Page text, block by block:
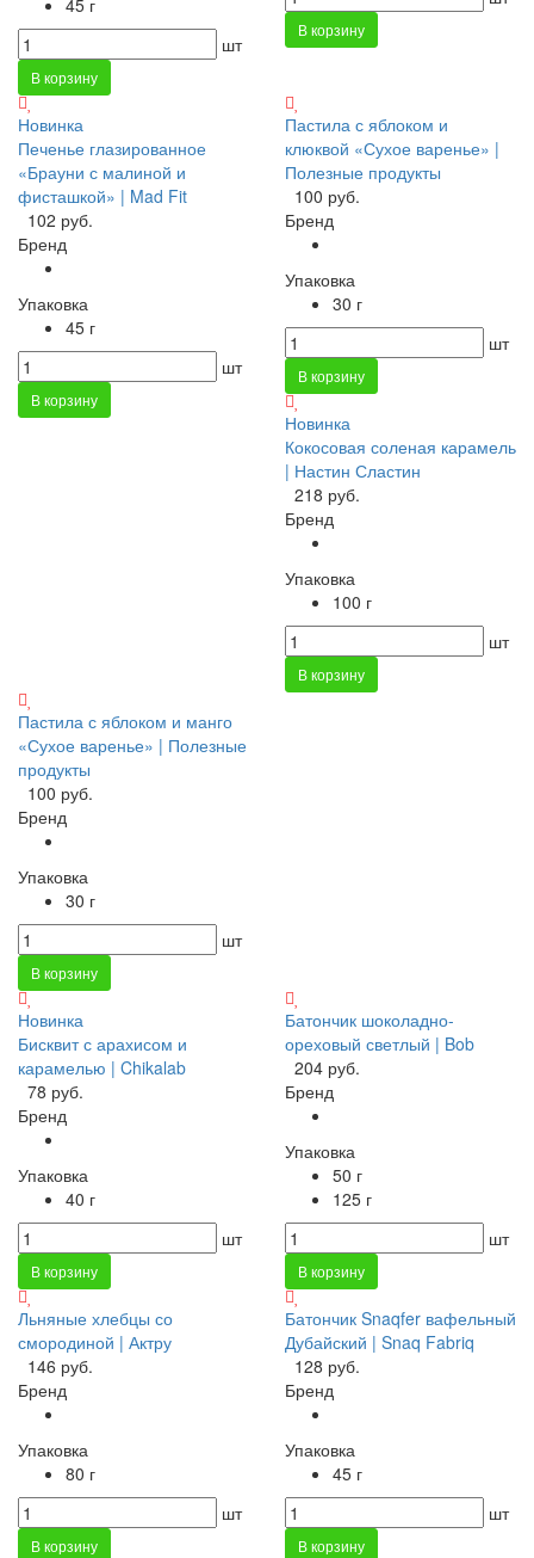
45 г
шт
В корзину
В корзину
Новинка
Печенье глазированное
«Брауни с малиной и
фисташкой» | Mad Fit
102 руб.
Бренд
Упаковка
45 г
шт
В корзину
Пастила с яблоком и
клюквой «Сухое варенье» |
Полезные продукты
100 руб.
Бренд
Упаковка
30 г
шт
В корзину
Новинка
Кокосовая соленая карамель
| Настин Сластин
218 руб.
Бренд
Упаковка
100 г
шт
В корзину
Пастила с яблоком и манго
«Сухое варенье» | Полезные
продукты
100 руб.
Бренд
Упаковка
30 г
шт
В корзину
Новинка
Бисквит с арахисом и
карамелью | Chikalab
78 руб.
Бренд
Упаковка
40 г
шт
В корзину
Батончик шоколадно-
ореховый светлый | Bob
204 руб.
Бренд
Упаковка
50 г
125 г
шт
В корзину
Льняные хлебцы со
смородиной | Актру
146 руб.
Бренд
Упаковка
80 г
шт
В корзину
Батончик Snaqfer вафельный
Дубайский | Snaq Fabriq
128 руб.
Бренд
Упаковка
45 г
шт
В корзину